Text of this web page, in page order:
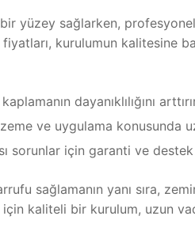
bir yüzey sağlarken,
kurulumun kalitesine
dayanıklılığını
ve uygulama konusunda
sorunlar için garanti ve destek
sağlamanın yanı sıra,
kaliteli bir kurulum, uzun